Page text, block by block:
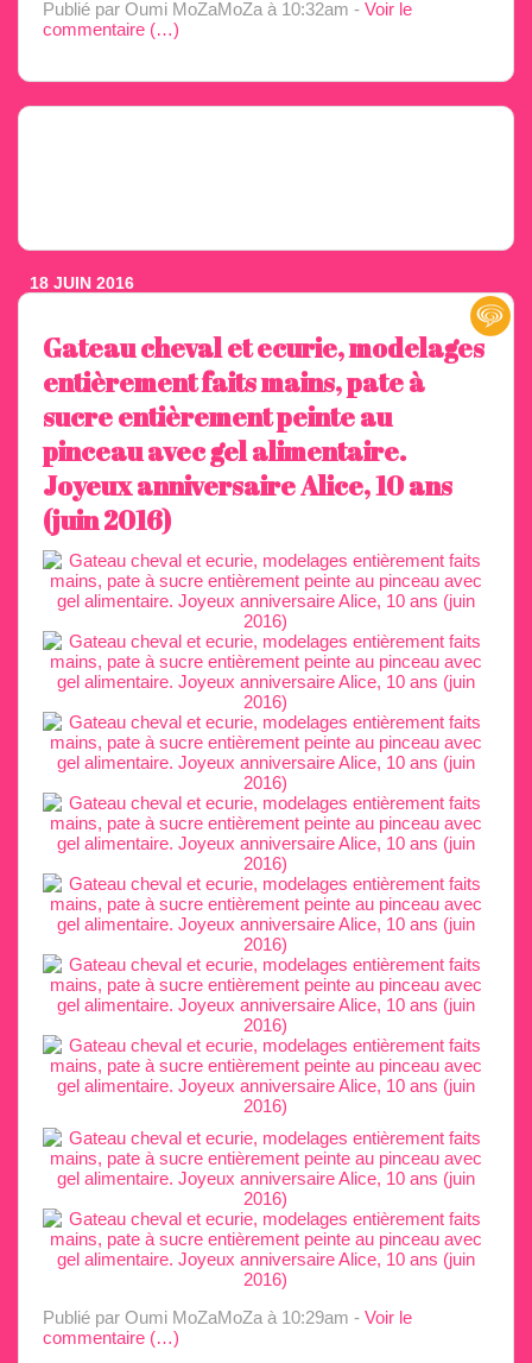
Publié par Oumi MoZaMoZa à 10:32am - Voir le
commentaire (…)
18 JUIN 2016
Gateau cheval et ecurie, modelages
entièrement faits mains, pate à
sucre entièrement peinte au
pinceau avec gel alimentaire.
Joyeux anniversaire Alice, 10 ans
(juin 2016)
Publié par Oumi MoZaMoZa à 10:29am - Voir le
commentaire (…)